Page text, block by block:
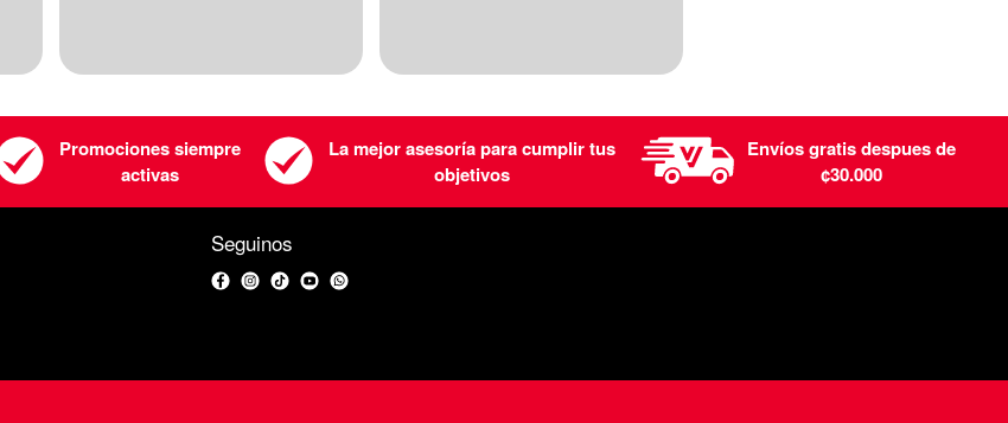
Promociones siempre
activas
La mejor asesoría para cumplir tus
objetivos
Envíos gratis despues de
¢30.000
Seguinos
Facebook
Instagram
TikTokYouTubeWhatsApp